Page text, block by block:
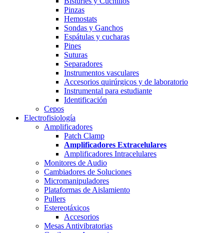
Pinzas
Hemostats
Sondas y Ganchos
Espátulas y cucharas
Pines
Suturas
Separadores
Instrumentos vasculares
Accesorios quirúrgicos y de laboratorio
Instrumental para estudiante
Identificación
Cepos
Electrofisiología
Amplificadores
Patch Clamp
Amplificadores Extracelulares
Amplificadores Intracelulares
Monitores de Audio
Cambiadores de Soluciones
Micromanipuladores
Plataformas de Aislamiento
Pullers
Estereotáxicos
Accesorios
Mesas Antivibratorias